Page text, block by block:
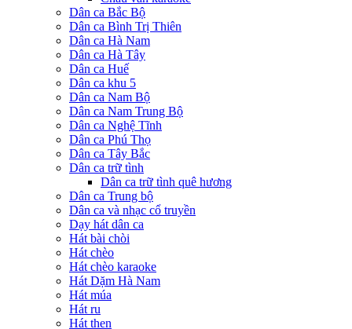
Dân ca Bắc Bộ
Dân ca Bình Trị Thiên
Dân ca Hà Nam
Dân ca Hà Tây
Dân ca Huế
Dân ca khu 5
Dân ca Nam Bộ
Dân ca Nam Trung Bộ
Dân ca Nghệ Tĩnh
Dân ca Phú Thọ
Dân ca Tây Bắc
Dân ca trữ tình
Dân ca trữ tình quê hương
Dân ca Trung bộ
Dân ca và nhạc cổ truyền
Dạy hát dân ca
Hát bài chòi
Hát chèo
Hát chèo karaoke
Hát Dặm Hà Nam
Hát múa
Hát ru
Hát then